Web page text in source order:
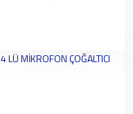
4 LÜ MİKROFON ÇOĞALTICI